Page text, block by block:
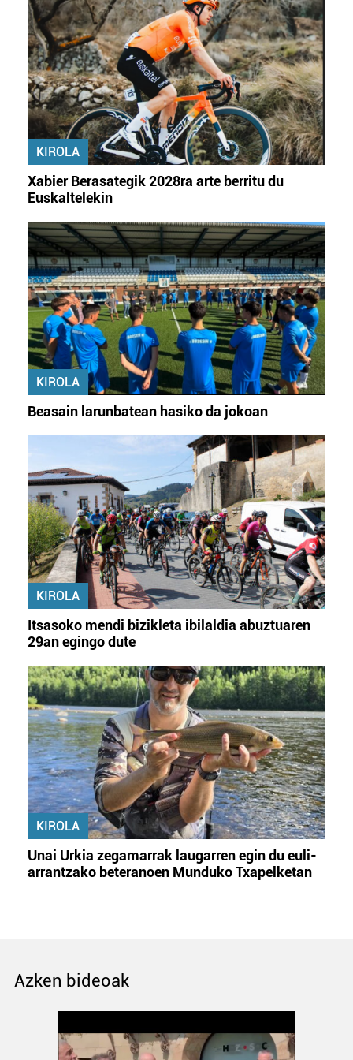
KIROLA
Xabier Berasategik 2028ra arte berritu du
Euskaltelekin
KIROLA
Beasain larunbatean hasiko da jokoan
KIROLA
Itsasoko mendi bizikleta ibilaldia abuztuaren
29an egingo dute
KIROLA
Unai Urkia zegamarrak laugarren egin du euli-
arrantzako beteranoen Munduko Txapelketan
Azken bideoak